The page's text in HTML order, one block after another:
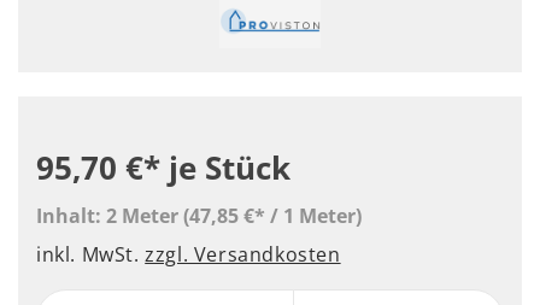
95,70 €* je Stück
Inhalt: 2 Meter(47,85 €* / 1 Meter)
inkl. MwSt.zzgl. Versandkosten